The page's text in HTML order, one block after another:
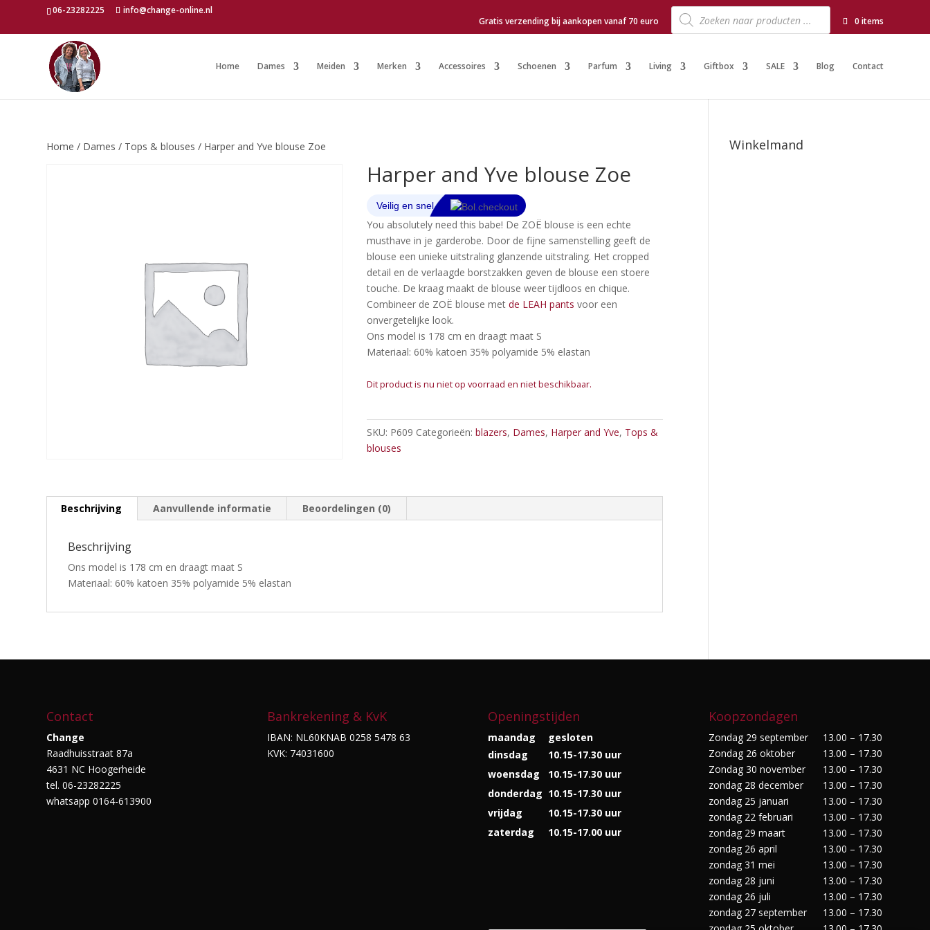
06-23282225
info@change-online.nl
Gratis verzending bij aankopen vanaf 70 euro
Producten
zoeken 0 items
Home Dames Meiden Merken Accessoires Schoenen Parfum Living Giftbox SALE Blog Contact
Home / Dames / Tops & blouses / Harper and Yve blouse Zoe
Harper and Yve blouse Zoe
You absolutely need this babe! De ZOË blouse is een echte
musthave in je garderobe. Door de fijne samenstelling geeft de
blouse een unieke uitstraling glanzende uitstraling. Het cropped
detail en de verlaagde borstzakken geven de blouse een stoere
touche. De kraag maakt de blouse weer tijdloos en chique.
Combineer de ZOË blouse metde LEAH pants voor een
onvergetelijke look.
Ons model is 178 cm en draagt maat S
Materiaal: 60% katoen 35% polyamide 5% elastan
Dit product is nu niet op voorraad en niet beschikbaar.
SKU: P609 Categorieën:blazers, Dames, Harper and Yve, Tops &
blouses
Beschrijving Aanvullende informatie Beoordelingen (0)
Beschrijving
Ons model is 178 cm en draagt maat S
Materiaal: 60% katoen 35% polyamide 5% elastan
Winkelmand
Contact
Change
Raadhuisstraat 87a
4631 NC Hoogerheide
tel. 06-23282225
whatsapp 0164-613900
Bankrekening & KvK
IBAN: NL60KNAB 0258 5478 63
KVK: 74031600
Openingstijden
maandag
gesloten
dinsdag
10.15-17.30 uur
woensdag
10.15-17.30 uur
donderdag 10.15-17.30 uur
vrijdag
10.15-17.30 uur
zaterdag
10.15-17.00 uur
Koopzondagen
Zondag 29 september
13.00 – 17.30
Zondag 26 oktober
13.00 – 17.30
Zondag 30 november
13.00 – 17.30
zondag 28 december
13.00 – 17.30
zondag 25 januari
13.00 – 17.30
zondag 22 februari
13.00 – 17.30
zondag 29 maart
13.00 – 17.30
zondag 26 april
13.00 – 17.30
zondag 31 mei
13.00 – 17.30
zondag 28 juni
13.00 – 17.30
zondag 26 juli
13.00 – 17.30
zondag 27 september
13.00 – 17.30